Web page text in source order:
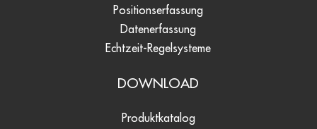
Positionserfassung
Datenerfassung
Echtzeit-Regelsysteme
DOWNLOAD
Produktkatalog